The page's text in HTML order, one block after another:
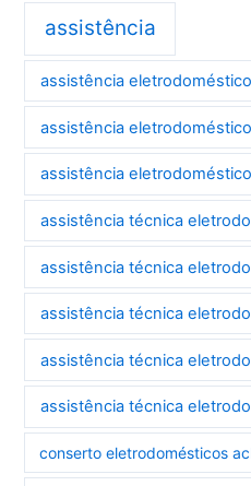
assistência
assistência
assistência
assistência
assistência técnica
assistência técnica
assistência técnica
assistência técnica
assistência técnica
conserto eletrodomésticos